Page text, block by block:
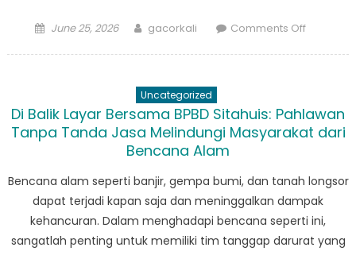
Posted
June 25, 2026 Author
gacorkali Comments Offon
Sarudik
Bersikap
Rentan
Uncategorized
Di Balik Layar Bersama BPBD Sitahuis: Pahlawan
Tanpa Tanda Jasa Melindungi Masyarakat dari
Bencana Alam
Bencana alam seperti banjir, gempa bumi, dan tanah longsor
dapat terjadi kapan saja dan meninggalkan dampak
kehancuran. Dalam menghadapi bencana seperti ini,
sangatlah penting untuk memiliki tim tanggap darurat yang